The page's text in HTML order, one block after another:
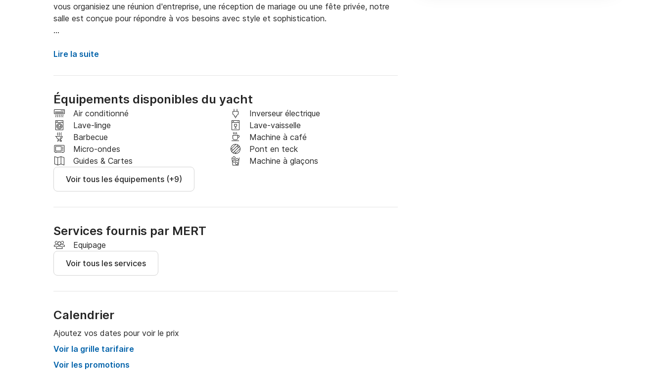
vous organisiez une réunion d'entreprise, une réception de mariage ou une fête privée, notre
salle est conçue pour répondre à vos besoins avec style et sophistication.
supplémentaires pour ravir vos invités. Vous pouvez choisir parmi notre exquise carte de
Alternativement, vous pouvez opter pour un repas plus copieux, disponible pour 55 $ par
personne, pour vous assurer que vos invités sont pleinement satisfaits. Les deux options
proposent des ingrédients de haute qualité et une présentation impeccable, ajoutant une
touche de classe supplémentaire à votre événement.
Lire la suite
Équipements disponibles du yacht
Air conditionné
Inverseur électrique
Lave-linge
Lave-vaisselle
Barbecue
Machine à café
Micro-ondes
Pont en teck
Guides & Cartes
Machine à glaçons
Voir tous les équipements (+9)
Services fournis par MERT
Equipage
Voir tous les services
Calendrier
Ajoutez vos dates pour voir le prix
Voir la grille tarifaire
Voir les promotions